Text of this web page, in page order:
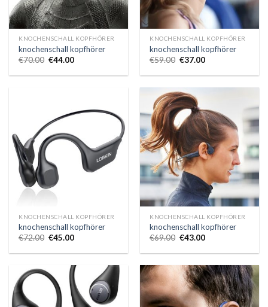
KNOCHENSCHALL KOPFHÖRER
knochenschall kopfhörer
€70.00 €44.00
KNOCHENSCHALL KOPFHÖRER
knochenschall kopfhörer
€59.00 €37.00
KNOCHENSCHALL KOPFHÖRER
knochenschall kopfhörer
€72.00 €45.00
KNOCHENSCHALL KOPFHÖRER
knochenschall kopfhörer
€69.00 €43.00